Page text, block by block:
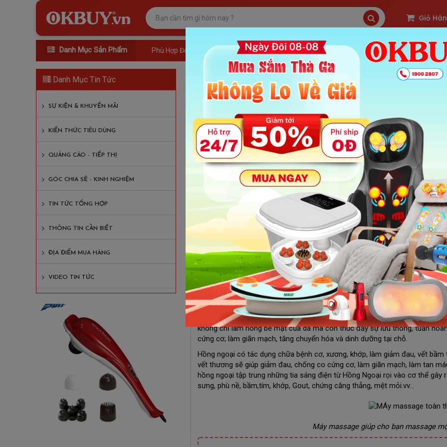
Giỏ
Danh Mục Sản Phẩm Phù Hợp Đối Tượng SP Freeship OKBUY Deal Sản Phẩm Hot
Danh Mục Tin Tức
SỰ KIỆN & KHUYẾN MÃI
KIẾN THỨC TIÊU DÙNG
QUẢNG CÁO - TIẾP THỊ
GÓC CHIA SẺ - KINH NGHIỆM
TIN TỨC TỔNG HỢP
THÔNG TIN CẦN BIẾT
ĐỊA ĐIỂM MUA HÀNG
VIDEO TIN TỨC
Máy massage toàn thân hồng ngoại giá tầm bao nhiêu tốt?
Lượt xem : 3754 | Ngày Đăng Tin: 22-07-2017
Nội Dung Chính Bài
Máy massage toàn thân hồng ngoại giá tầm bao nhiêu tốt?
Tại sao máy massage toàn thân hồng ngoại là sự lựa chọn lý tưởng?
Máy massage cầm tay đèn hồng ngoại DR-62
Máy massage đa năng cao cấp Beurer MG-100
Đệm ghế mát xa lưng cổ 3D hồng ngoại Beurer MG-295
Máy massage toàn thân hồng ngoại
Sau một ngày làm thật mệt mỏi, stress với công việc và cuộc sống, chúng
không chỉ giúp bạn cảm thấy dễ chịu mà những động tác xoa bóp trị liệu
mạch máu, thúc đẩy máu tuần hoàn, tăng cường cung cấp oxy cho cơ tim
giúp bạn vượt qua stress một cách dễ dàng.
Tại sao máy massage toàn thân hồng ngoại là sự lựa chọn lý
Máy massage toàn thânhồng ngoại có tác dụng tạo hơi nóng được bổ
không chỉ làm nóng bề mặt của da mà còn thúc đẩy sự lưu thông, tuần
cứng cơ; làm giãn mạch, tăng chuyển hóa và dinh dưỡng tại chỗ.
Hồng ngoại có tác dụng chữa bệnh cơ, xương, khớp, làm giảm đau, vết
vết thương sẽ giúp giảm đau, chống co cứng cơ, làm giãn mạch, làm tan
hồng ngoại tập trung những tia sáng điện từ Hồng Ngoại rọi vào cơ thể gây
sưng, phù nề, bầm,tím, khớp, Gout, chứng căng thẳng, mệt mỏi.vv...
Máy massage giúp cho bạn massage